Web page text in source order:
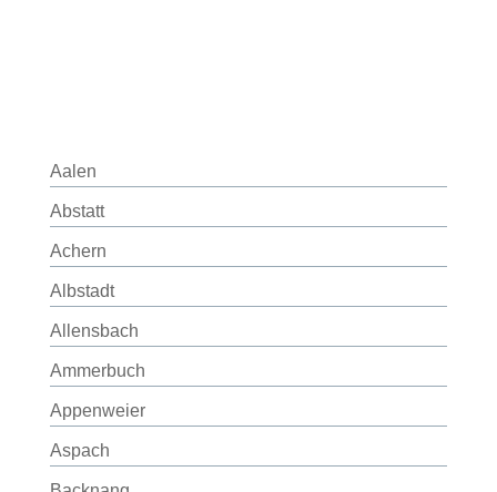
Aalen
Abstatt
Achern
Albstadt
Allensbach
Ammerbuch
Appenweier
Aspach